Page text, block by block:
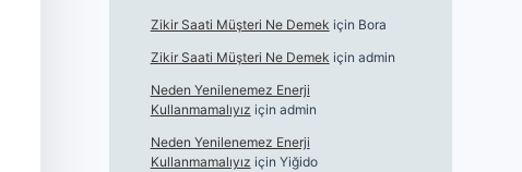
Zikir Saati Müşteri Ne Demek için Bora
Zikir Saati Müşteri Ne Demek için admin
Neden Yenilenemez Enerji
Kullanmamalıyız için admin
Neden Yenilenemez Enerji
Kullanmamalıyız için Yiğido